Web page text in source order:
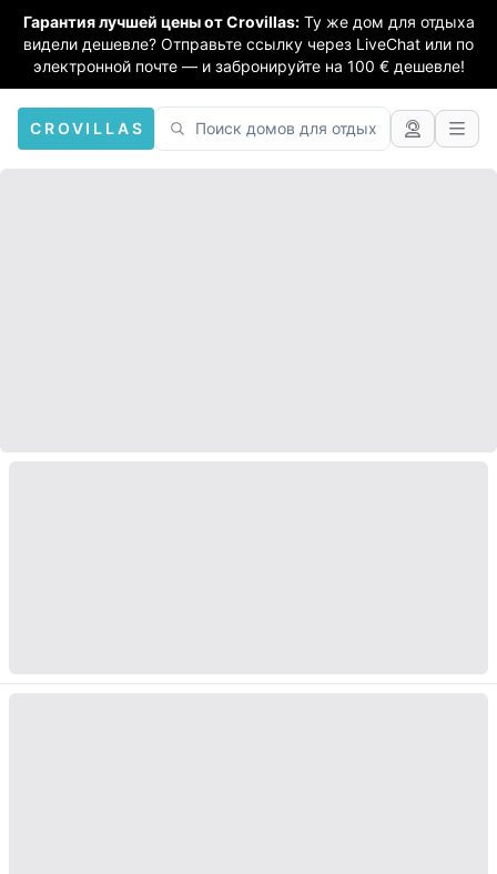
Гарантия лучшей цены от Crovillas: Ту же дом для отдыха
видели дешевле? Отправьте ссылку через LiveChat или по
электронной почте — и забронируйте на 100 € дешевле!
CROVILLAS